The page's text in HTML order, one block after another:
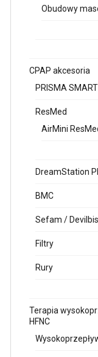
Obudowy
CPAP akcesoria
PRISMA
ResMed
AirMini
DreamStation
BMC
Sefam /
Filtry
Rury
Terapia
HFNC